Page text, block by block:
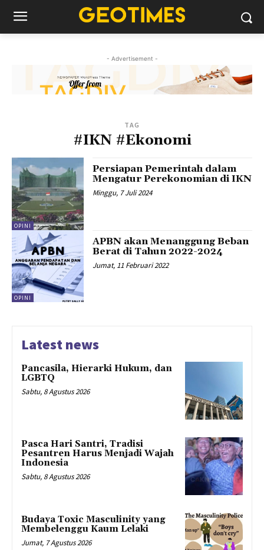
- Advertisement -
TAG
#IKN #Ekonomi
OPINI
Persiapan Pemerintah dalam
Mengatur Perekonomian di IKN
Minggu, 7 Juli 2024
OPINI
APBN akan Menanggung Beban
Berat di Tahun 2022-2024
Jumat, 11 Februari 2022
Latest news
Pancasila, Hierarki Hukum, dan
LGBTQ
Sabtu, 8 Agustus 2026
Pasca Hari Santri, Tradisi
Pesantren Harus Menjadi Wajah
Indonesia
Sabtu, 8 Agustus 2026
Budaya Toxic Masculinity yang
Membelenggu Kaum Lelaki
Jumat, 7 Agustus 2026